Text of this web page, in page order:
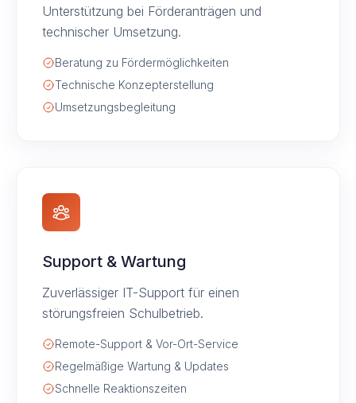
Unterstützung bei Förderanträgen und
technischer Umsetzung.
Beratung zu Fördermöglichkeiten
Technische Konzepterstellung
Umsetzungsbegleitung
Support & Wartung
Zuverlässiger IT-Support für einen
störungsfreien Schulbetrieb.
Remote-Support & Vor-Ort-Service
Regelmäßige Wartung & Updates
Schnelle Reaktionszeiten